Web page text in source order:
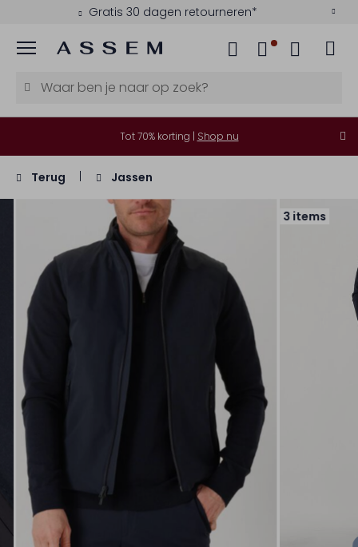
Gratis 30 dagen retourneren*
Menu
Tot 70% korting | Shop nu
Terug Jassen
3 items